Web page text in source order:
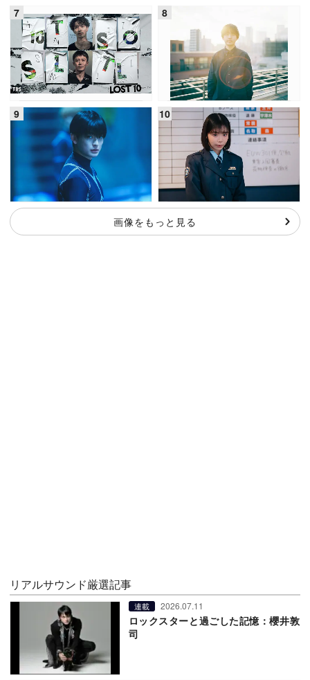
画像をもっと見る
リアルサウンド厳選記事
連載 2026.07.11
ロックスターと過ごした記憶：櫻井敦
司